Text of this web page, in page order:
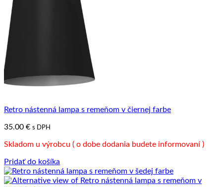
Retro nástenná lampa s remeňom v čiernej farbe
35.00 € s DPH
Skladom u výrobcu ( o dobe dodania budete informovaní )
Pridať do košíka